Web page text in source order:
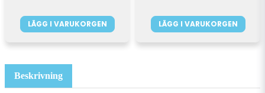
Beskrivning
LÄGG I VARUKORGEN LÄGG I VARUKORGEN